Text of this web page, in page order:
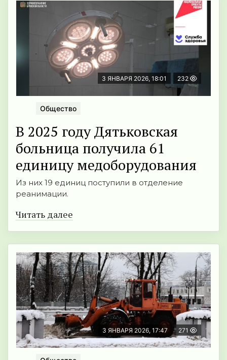
3 ЯНВАРЯ 2026, 18:01 232
Общество
В 2025 году Дятьковская
больница получила 61
единицу медоборудования
Из них 19 единиц поступили в отделение
реанимации.
Читать далее
3 ЯНВАРЯ 2026, 17:47 271